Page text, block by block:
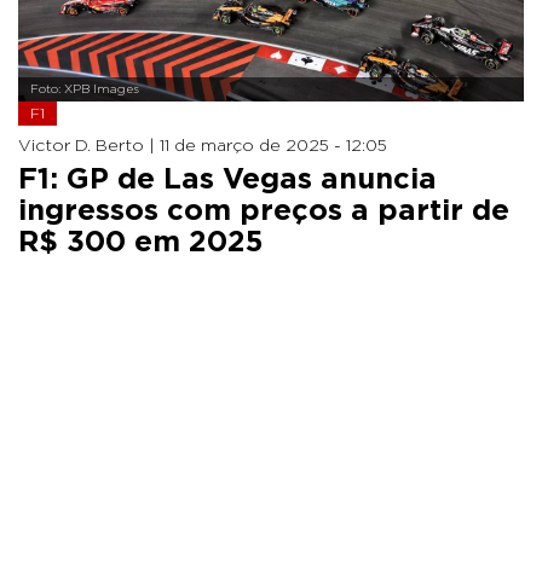
Foto: XPB Images
F1
Victor D. Berto | 11 de março de 2025 - 12:05
F1: GP de Las Vegas anuncia
ingressos com preços a partir de
R$ 300 em 2025